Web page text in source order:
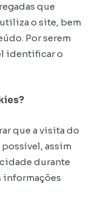
que
o site, bem
Por serem
identificar o
que a visita do
possível, assim
durante
informações